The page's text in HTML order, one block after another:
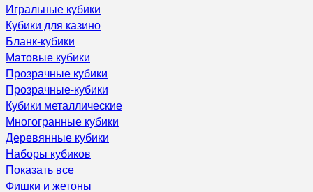
Игральные кубики
Кубики для казино
Бланк-кубики
Матовые кубики
Прозрачные кубики
Прозрачные-кубики
Кубики металлические
Многогранные кубики
Деревянные кубики
Наборы кубиков
Показать все
Фишки и жетоны